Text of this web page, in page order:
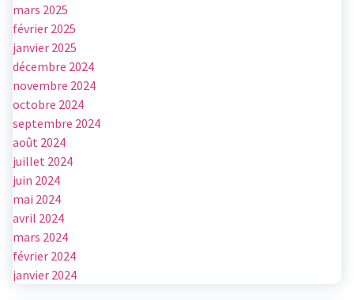
mars 2025
février 2025
janvier 2025
décembre 2024
novembre 2024
octobre 2024
septembre 2024
août 2024
juillet 2024
juin 2024
mai 2024
avril 2024
mars 2024
février 2024
janvier 2024